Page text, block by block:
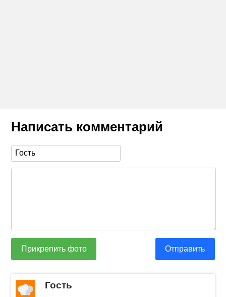
Написать комментарий
Прикрепить фото Отправить
Гость